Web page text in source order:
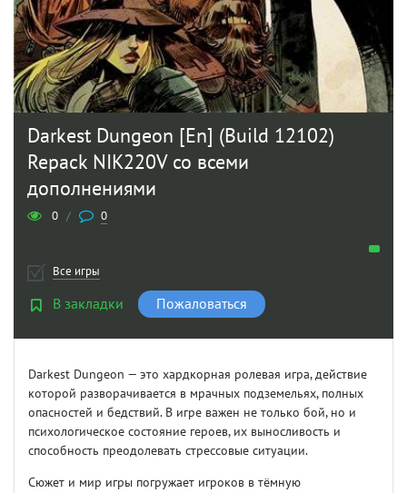
Darkest Dungeon [En] (Build 12102)
Repack NIK220V со всеми
дополнениями
0 / 0
Все игры
В закладки Пожаловаться
Darkest Dungeon — это хардкорная ролевая игра, действие
которой разворачивается в мрачных подземельях, полных
опасностей и бедствий. В игре важен не только бой, но и
психологическое состояние героев, их выносливость и
способность преодолевать стрессовые ситуации.
Сюжет и мир игры погружает игроков в тёмную